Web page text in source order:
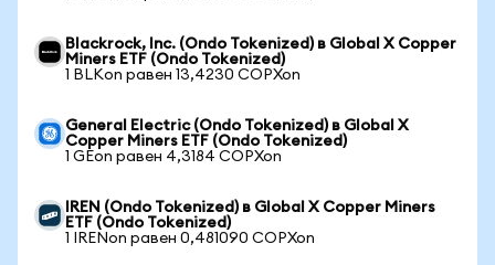
Blackrock, Inc. (Ondo Tokenized) в Global X Copper
Miners ETF (Ondo Tokenized)
1 BLKon равен 13,4230 COPXon
General Electric (Ondo Tokenized) в Global X
Copper Miners ETF (Ondo Tokenized)
1 GEon равен 4,3184 COPXon
IREN (Ondo Tokenized) в Global X Copper Miners
ETF (Ondo Tokenized)
1 IRENon равен 0,481090 COPXon